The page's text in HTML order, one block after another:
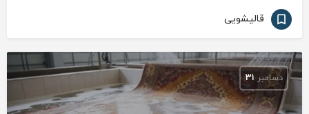
قالیشویی
دسامبر 31